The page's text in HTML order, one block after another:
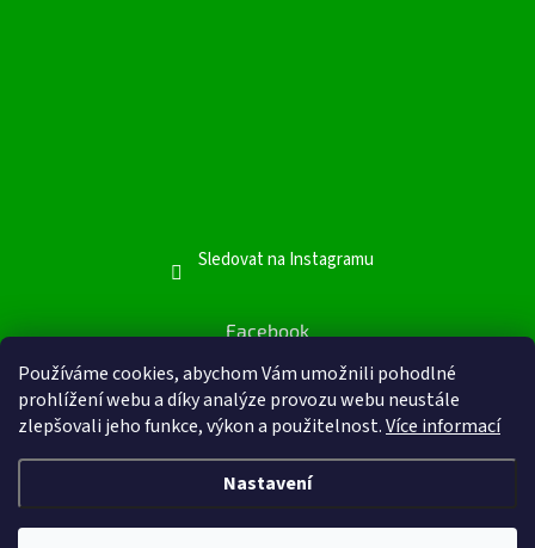
Používáme cookies, abychom Vám umožnili pohodlné
prohlížení webu a díky analýze provozu webu neustále
zlepšovali jeho funkce, výkon a použitelnost.Více informací
Nastavení
Sledovat na Instagramu
Facebook
Facebook
Vytvořil Shoptet